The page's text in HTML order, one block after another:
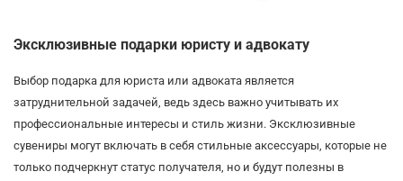
Эксклюзивные подарки юристу и адвокату
Выбор подарка для юриста или адвоката является
затруднительной задачей, ведь здесь важно учитывать их
профессиональные интересы и стиль жизни. Эксклюзивные
сувениры могут включать в себя стильные аксессуары, которые не
только подчеркнут статус получателя, но и будут полезны в